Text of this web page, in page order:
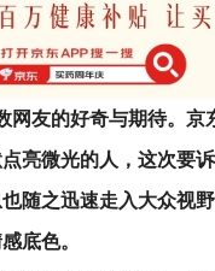
网友的好奇与期待。京
微光的人，这次要
随之迅速走入大众视
底色。